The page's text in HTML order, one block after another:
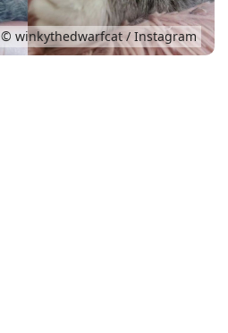
© winkythedwarfcat / Instagram